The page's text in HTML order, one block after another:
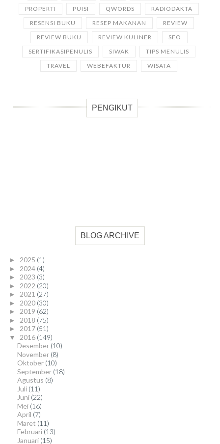
PROPERTI
PUISI QWORDS
RADIODAKTA
RESENSI BUKU
RESEP MAKANAN
REVIEW
REVIEW BUKU
REVIEW KULINER
SEO
SERTIFIKASIPENULIS
SIWAK
TIPS MENULIS
TRAVEL
WEBEFAKTUR WISATA
PENGIKUT
BLOG ARCHIVE
► 2025 (1)
► 2024 (4)
► 2023 (3)
► 2022 (20)
► 2021 (27)
► 2020 (30)
► 2019 (62)
► 2018 (75)
► 2017 (51)
▼ 2016 (149)
Desember (10)
November (8)
Oktober (10)
September (18)
Agustus (8)
Juli (11)
Juni (22)
Mei (16)
April (7)
Maret (11)
Februari (13)
Januari (15)